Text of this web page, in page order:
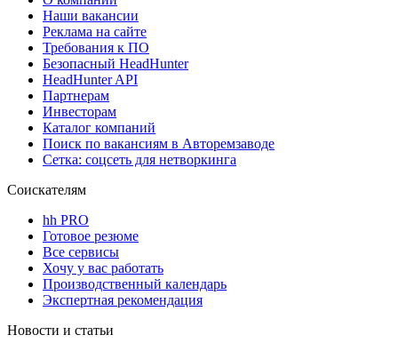
Наши вакансии
Реклама на сайте
Требования к ПО
Безопасный HeadHunter
HeadHunter API
Партнерам
Инвесторам
Каталог компаний
Поиск по вакансиям в Авторемзаводе
Сетка: соцсеть для нетворкинга
Соискателям
hh PRO
Готовое резюме
Все сервисы
Хочу у вас работать
Производственный календарь
Экспертная рекомендация
Новости и статьи